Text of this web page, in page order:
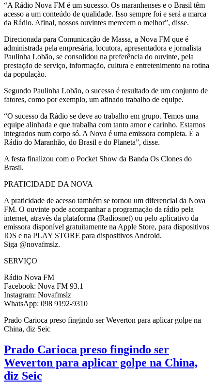
“A Rádio Nova FM é um sucesso. Os maranhenses e o Brasil têm
acesso a um conteúdo de qualidade. Isso sempre foi e será a marca
da Rádio. Afinal, nossos ouvintes merecem o melhor”, disse.
Direcionada para Comunicação de Massa, a Nova FM que é
administrada pela empresária, locutora, apresentadora e jornalista
Paulinha Lobão, se consolidou na preferência do ouvinte, pela
prestação de serviço, informação, cultura e entretenimento na rotina
da população.
Segundo Paulinha Lobão, o sucesso é resultado de um conjunto de
fatores, como por exemplo, um afinado trabalho de equipe.
“O sucesso da Rádio se deve ao trabalho em grupo. Temos uma
equipe alinhada e que trabalha com tanto amor e carinho. Estamos
integrados num corpo só. A Nova é uma emissora completa. É a
Rádio do Maranhão, do Brasil e do Planeta”, disse.
A festa finalizou com o Pocket Show da Banda Os Clones do
Brasil.
PRATICIDADE DA NOVA
A praticidade de acesso também se tornou um diferencial da Nova
FM. O ouvinte pode acompanhar a programação da rádio pela
internet, através da plataforma (Radiosnet) ou pelo aplicativo da
emissora disponível gratuitamente na Apple Store, para dispositivos
IOS e na PLAY STORE para dispositivos Android.
Siga @novafmslz.
SERVIÇO
Rádio Nova FM
Facebook: Nova FM 93.1
Instagram: Novafmslz
WhatsApp: 098 9192-9310
Prado Carioca preso fingindo ser Weverton para aplicar golpe na
China, diz Seic
Prado Carioca preso fingindo ser
Weverton para aplicar golpe na China,
diz Seic